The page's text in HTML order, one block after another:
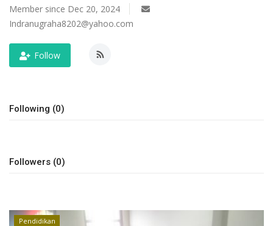
Keamanan
Kejahatan
UMKM & Ekonomi Kreatif
Pendidikan
Member since Dec 20, 2024
Indranugraha8202@yahoo.com
Follow
Following (0)
Followers (0)
Pendidikan